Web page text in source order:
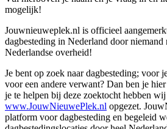
mogelijk!
Jouwnieuweplek.nl is officieel
dagbesteding in Nederland door niemand
Nederlandse overheid!
Je bent op zoek naar dagbesteding; voor
voor een andere verwant? Dan ben je
je te helpen bij deze zoektocht hebben
www.JouwNieuwePlek.nl opgezet.
platform voor dagbesteding en begeleid